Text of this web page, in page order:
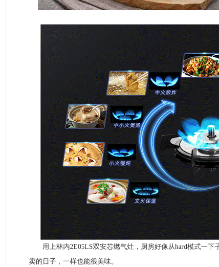
用上林内2E05LS双安芯燃气灶，厨房好像从hard模式一下
卖的日子，一样也能很美味。